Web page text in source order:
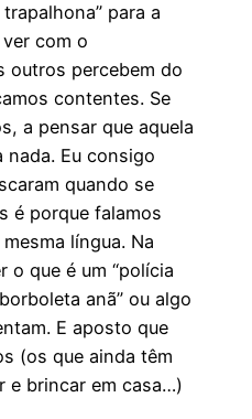
para a
com o
outros percebem do
contentes. Se
a pensar que aquela
nada. Eu consigo
quando se
é porque falamos
língua. Na
o que é um “polícia
anã” ou algo
E aposto que
(os que ainda têm
e brincar em casa…)